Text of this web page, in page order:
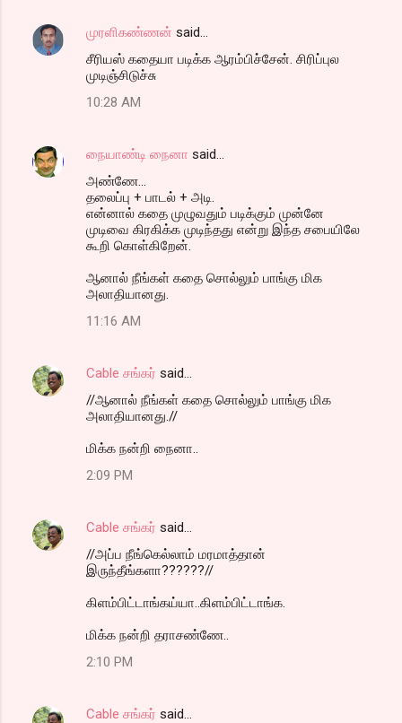
முரளிகண்ணன் said…
சீரியஸ் கதையா படிக்க ஆரம்பிச்சேன். சிரிப்புல
முடிஞ்சிடுச்சு
10:28 AM
நையாண்டி நைனா said…
அண்ணே...
தலைப்பு + பாடல் + அடி.
என்னால் கதை முழுவதும் படிக்கும் முன்னே
முடிவை கிரகிக்க முடிந்தது என்று இந்த சபையிலே
கூறி கொள்கிறேன்.
ஆனால் நீங்கள் கதை சொல்லும் பாங்கு மிக
அலாதியானது.
11:16 AM
Cable சங்கர் said…
//ஆனால் நீங்கள் கதை சொல்லும் பாங்கு மிக
அலாதியானது.//
மிக்க நன்றி நைனா..
2:09 PM
Cable சங்கர் said…
//அப்ப நீங்கெல்லாம் மரமாத்தான்
இருந்தீங்களா??????//
கிளம்பிட்டாங்கய்யா..கிளம்பிட்டாங்க.
மிக்க நன்றி தராசண்ணே..
2:10 PM
Cable சங்கர் said…